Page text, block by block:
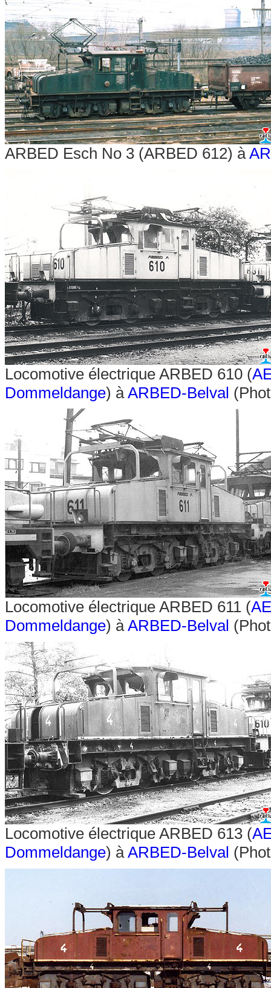
ARBED Esch No 3 (ARBED 612) à
Locomotive électrique ARBED 610 (
Dommeldange) àARBED-Belval
Locomotive électrique ARBED 611 (
Dommeldange) àARBED-Belval
Locomotive électrique ARBED 613 (
Dommeldange) àARBED-Belval